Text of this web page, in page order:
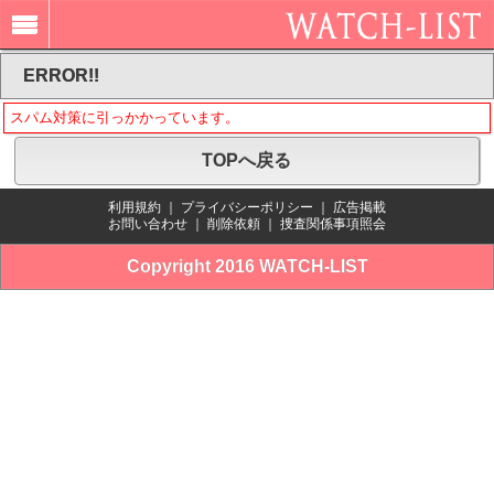
ERROR!!
スパム対策に引っかかっています。
TOPへ戻る
利用規約 プライバシーポリシー
広告掲載
お問い合わせ
削除依頼 捜査関係事項照会
Copyright 2016 WATCH-LIST